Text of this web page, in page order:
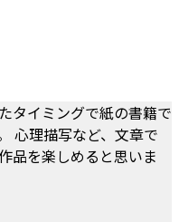
タイミングで紙の書籍で
心理描写など、文章で
品を楽しめると思いま